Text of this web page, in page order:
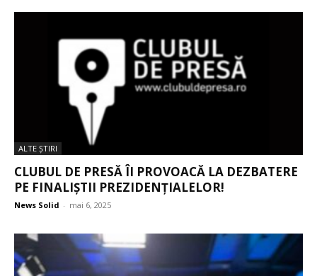
ALTE ŞTIRI
CLUBUL DE PRESĂ ÎI PROVOACĂ LA DEZBATERE
PE FINALIȘTII PREZIDENȚIALELOR!
News Solid - mai 6, 2025